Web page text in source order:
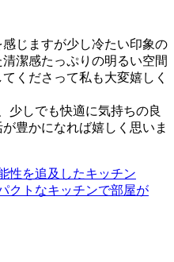
じますが少し冷たい印象の
潔感たっぷりの明るい空間
くださって私も大変嬉しく
少しでも快適に気持ちの良
豊かになれば嬉しく思いま
性を追及したキッチン
クトなキッチンで部屋が